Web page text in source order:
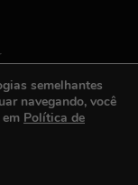
semelhantes
navegando, você
Política de